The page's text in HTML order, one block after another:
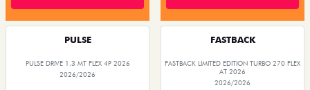
PULSE
PULSE DRIVE 1.3 MT FLEX 4P 2026
2026/2026
FASTBACK
FASTBACK LIMITED EDITION TURBO 270 FLEX
AT 2026
2026/2026